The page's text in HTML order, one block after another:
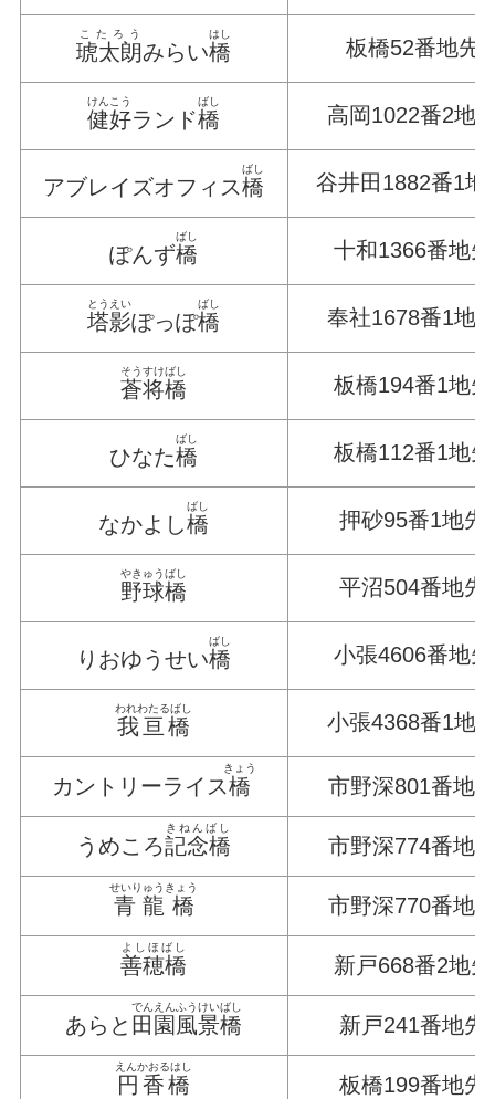
琥太朗
こたろう
みらい橋
はし
板橋52番地先
健好
けんこう
ランド橋
ばし
高岡1022番2地
アブレイズオフィス橋
ばし
谷井田1882番1地
ぽんず橋
ばし
十和1366番地先
塔影
とうえい
ぽっぽ橋
ばし
奉社1678番1地
蒼将橋
そうすけばし
板橋194番1地先
ひなた橋
ばし
板橋112番1地先
なかよし橋
ばし
押砂95番1地先
野球橋
やきゅうばし
平沼504番地先
りおゆうせい橋
ばし
小張4606番地先
我亘橋
われわたるばし
小張4368番1地
カントリーライス橋
きょう
市野深801番地
うめころ記念橋
きねんばし
市野深774番地
青龍橋
せいりゅうきょう
市野深770番地
善穂橋
よしほばし
新戸668番2地先
あらと 田園風景橋
でんえんふうけいばし
新戸241番地先
円香橋
えんかおるはし
板橋199番地先